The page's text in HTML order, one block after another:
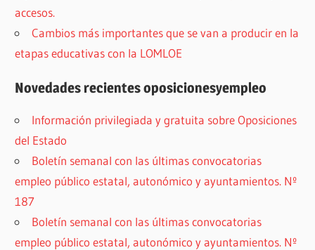
accesos.
Cambios más importantes que se van a producir en la
etapas educativas con la LOMLOE
Novedades recientes oposicionesyempleo
Información privilegiada y gratuita sobre Oposiciones
del Estado
Boletín semanal con las últimas convocatorias
empleo público estatal, autonómico y ayuntamientos. Nº
187
Boletín semanal con las últimas convocatorias
empleo público estatal, autonómico y ayuntamientos. Nº